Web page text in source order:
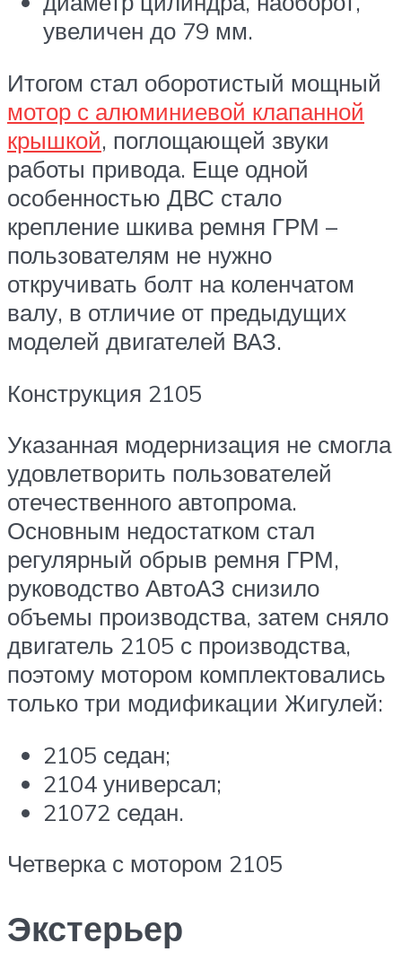
увеличен до 79 мм.
Итогом стал оборотистый мощный
мотор с алюминиевой клапанной
крышкой, поглощающей звуки
работы привода. Еще одной
особенностью ДВС стало
крепление шкива ремня ГРМ –
пользователям не нужно
откручивать болт на коленчатом
валу, в отличие от предыдущих
моделей двигателей ВАЗ.
Конструкция 2105
Указанная модернизация не смогла
удовлетворить пользователей
отечественного автопрома.
Основным недостатком стал
регулярный обрыв ремня ГРМ,
руководство АвтоАЗ снизило
объемы производства, затем сняло
двигатель 2105 с производства,
поэтому мотором комплектовались
только три модификации Жигулей:
2105 седан;
2104 универсал;
21072 седан.
Четверка с мотором 2105
Экстерьер